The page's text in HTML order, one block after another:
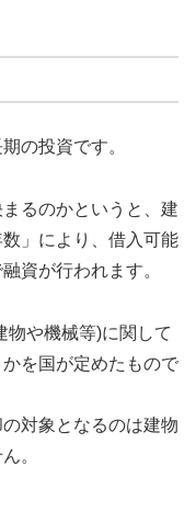
の投資です。
るのかというと、建
」により、借入可能
資が行われます。
物や機械等)に関して
を国が定めたもので
対象となるのは建物
。